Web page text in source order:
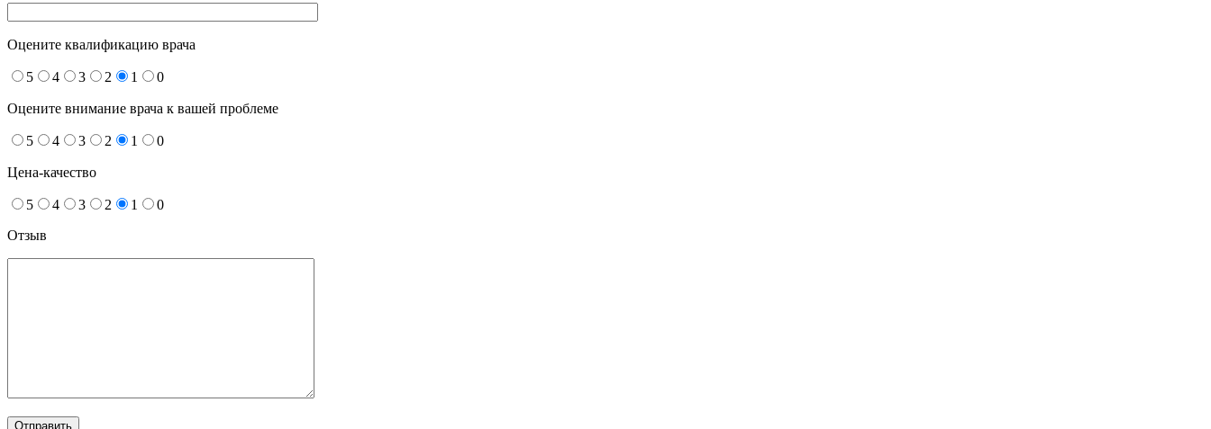
Оцените квалификацию врача
5 4 3 2 1 0
Оцените внимание врача к вашей проблеме
5 4 3 2 1 0
Цена-качество
5 4 3 2 1
0
Отзыв